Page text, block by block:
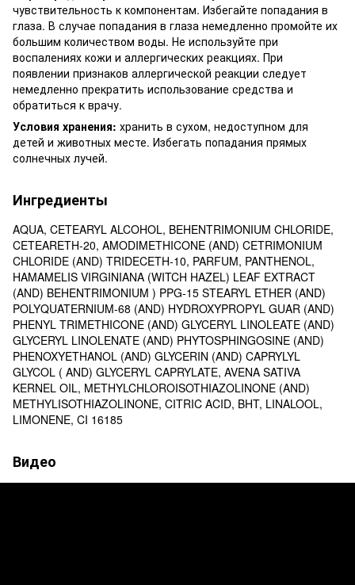
чувствительность к компонентам. Избегайте попадания в
глаза. В случае попадания в глаза немедленно промойте их
большим количеством воды. Не используйте при
воспалениях кожи и аллергических реакциях. При
появлении признаков аллергической реакции следует
немедленно прекратить использование средства и
обратиться к врачу.
Условия хранения: хранить в сухом, недоступном для
детей и животных месте. Избегать попадания прямых
солнечных лучей.
Ингредиенты
AQUA, CETEARYL ALCOHOL, BEHENTRIMONIUM CHLORIDE,
CETEARETH-20, AMODIMETHICONE (AND) CETRIMONIUM
CHLORIDE (AND) TRIDECETH-10, PARFUM, PANTHENOL,
HAMAMELIS VIRGINIANA (WITCH HAZEL) LEAF EXTRACT
(AND) BEHENTRIMONIUM ) PPG-15 STEARYL ETHER (AND)
POLYQUATERNIUM-68 (AND) HYDROXYPROPYL GUAR (AND)
PHENYL TRIMETHICONE (AND) GLYCERYL LINOLEATE (AND)
GLYCERYL LINOLENATE (AND) PHYTOSPHINGOSINE (AND)
PHENOXYETHANOL (AND) GLYCERIN (AND) CAPRYLYL
GLYCOL ( AND) GLYCERYL CAPRYLATE, AVENA SATIVA
KERNEL OIL, METHYLCHLOROISOTHIAZOLINONE (AND)
METHYLISOTHIAZOLINONE, CITRIC ACID, BHT, LINALOOL,
LIMONENE, CI 16185
Видео